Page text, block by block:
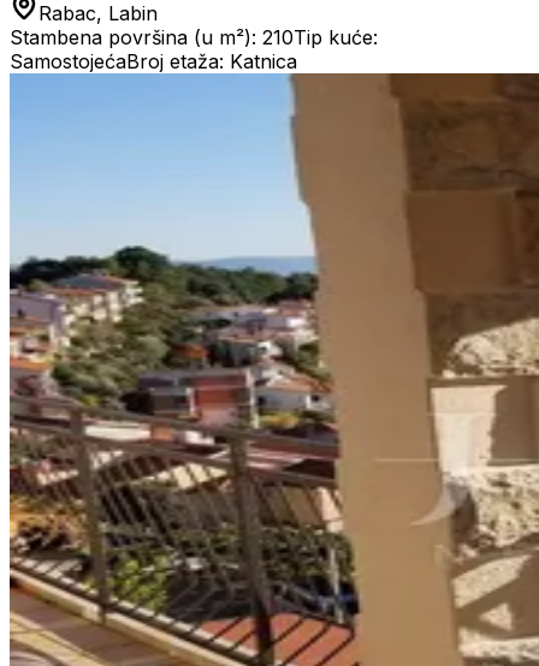
Rabac, Labin
Stambena površina (u m²): 210Tip kuće:
SamostojećaBroj etaža: Katnica